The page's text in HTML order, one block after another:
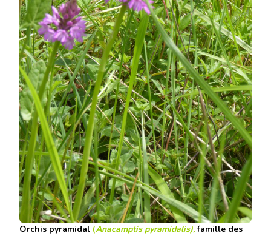
Orchis pyramidal (Anacamptis pyramidalis),famille des